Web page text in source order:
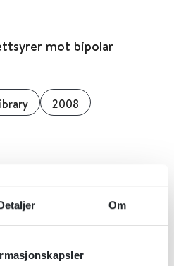
Om
mot bipolar
2008
2016